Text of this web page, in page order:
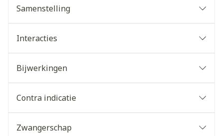
Samenstelling
Interacties
Bijwerkingen
Contra indicatie
Zwangerschap